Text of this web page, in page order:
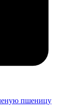
пшеницу